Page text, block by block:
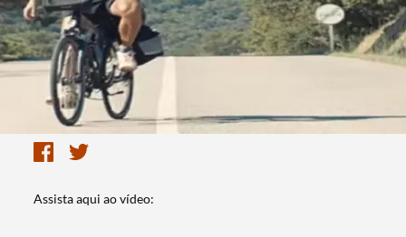
Assista aqui ao vídeo: